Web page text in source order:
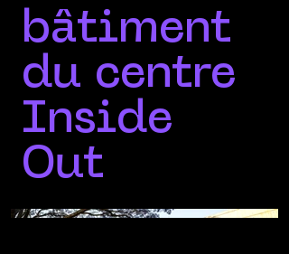
bâtiment
du centre
Inside
Out